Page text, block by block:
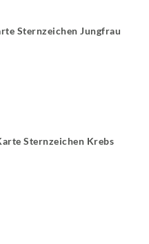
Sternzeichen Jungfrau
Sternzeichen Krebs